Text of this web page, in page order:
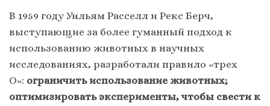
В 1959 году Уильям Расселл и Рекс Берч,
выступающие за более гуманный подход к
использованию животных в научных
исследованиях, разработали правило «трех
О»: ограничить использование животных;
оптимизировать эксперименты, чтобы свести к